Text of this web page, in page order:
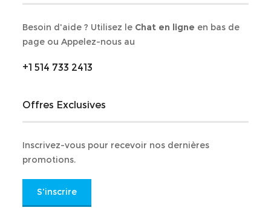
Besoin d'aide ? Utilisez le Chat en ligne en bas de
page ou Appelez-nous au
+1 514 733 2413
Offres Exclusives
Inscrivez-vous pour recevoir nos dernières
promotions.
S'inscrire